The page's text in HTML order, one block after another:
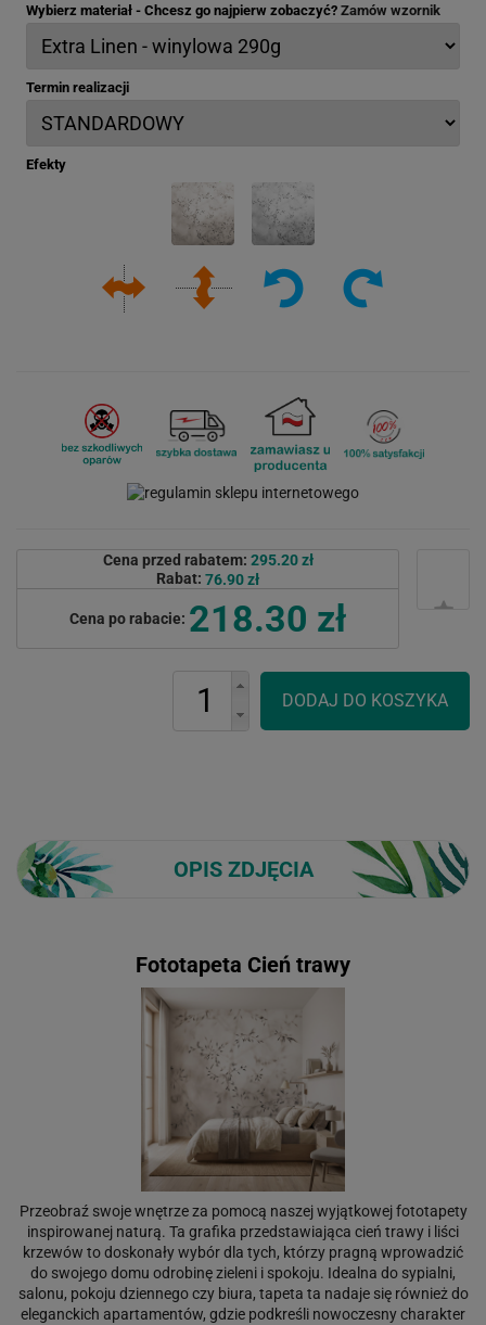
Wybierz materiał - Chcesz go najpierw zobaczyć? Zamów wzornik
Termin realizacji
Efekty
Cena przed rabatem: 295.20 zł
Rabat: 76.90 zł
Cena po rabacie: 218.30 zł
OPIS ZDJĘCIA
Fototapeta Cień trawy
Przeobraź swoje wnętrze za pomocą naszej wyjątkowej fototapety
inspirowanej naturą. Ta grafika przedstawiająca cień trawy i liści
krzewów to doskonały wybór dla tych, którzy pragną wprowadzić
do swojego domu odrobinę zieleni i spokoju. Idealna do sypialni,
salonu, pokoju dziennego czy biura, tapeta ta nadaje się również do
eleganckich apartamentów, gdzie podkreśli nowoczesny charakter